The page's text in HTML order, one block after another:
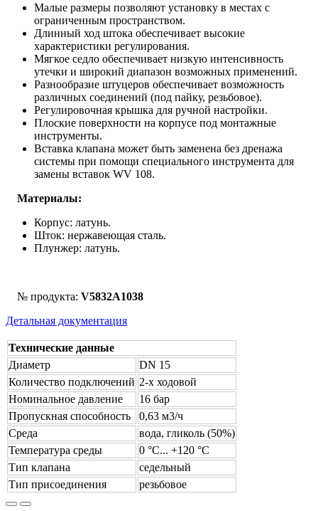
Малые размеры позволяют установку в местах с
ограниченным пространством.
Длинный ход штока обеспечивает высокие
характеристики регулирования.
Мягкое седло обеспечивает низкую интенсивность
утечки и широкий диапазон возможных применений.
Разнообразие штуцеров обеспечивает возможность
различных соединений (под пайку, резьбовое).
Регулировочная крышка для ручной настройки.
Плоские поверхности на корпусе под монтажные
инструменты.
Вставка клапана может быть заменена без дренажа
системы при помощи специального инструмента для
замены вставок WV 108.
Материалы:
Корпус: латунь.
Шток: нержавеющая сталь.
Плунжер: латунь.
№ продукта: V5832A1038
Детальная документация
Технические данные
Диаметр
DN 15
Количество подключений 2-х ходовой
Номинальное давление
16 бар
Пропускная способность
0,63 м3/ч
Среда
вода, гликоль (50%)
Температура среды
0 °С... +120 °С
Тип клапана
седельный
Тип присоединения
резьбовое